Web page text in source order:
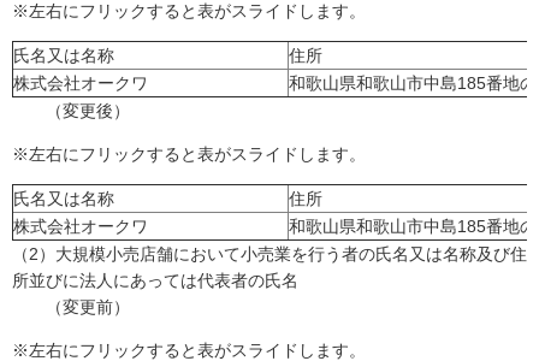
※左右にフリックすると表がスライドします。
氏名又は名称
住所
株式会社オークワ
和歌山県和歌山市中島185番地
（変更後）
※左右にフリックすると表がスライドします。
氏名又は名称
住所
株式会社オークワ
和歌山県和歌山市中島185番地
（2）大規模小売店舗において小売業を行う者の氏名又は名称及び住
所並びに法人にあっては代表者の氏名
（変更前）
※左右にフリックすると表がスライドします。